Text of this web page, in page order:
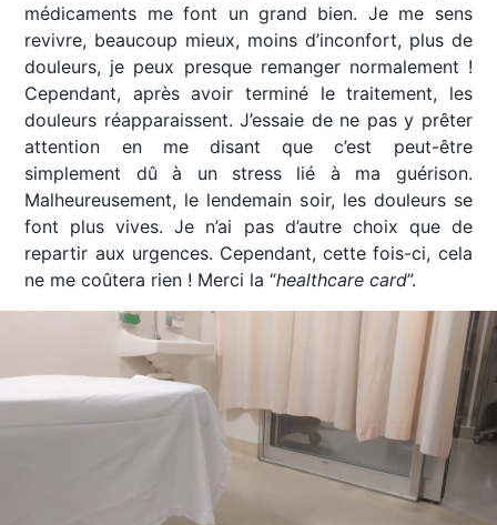
médicaments me font un grand bien. Je me sens
revivre, beaucoup mieux, moins d’inconfort, plus de
douleurs, je peux presque remanger normalement !
Cependant, après avoir terminé le traitement, les
douleurs réapparaissent. J’essaie de ne pas y prêter
attention en me disant que c’est peut-être
simplement dû à un stress lié à ma guérison.
Malheureusement, le lendemain soir, les douleurs se
font plus vives. Je n’ai pas d’autre choix que de
repartir aux urgences. Cependant, cette fois-ci, cela
ne me coûtera rien ! Merci la “healthcare card”.